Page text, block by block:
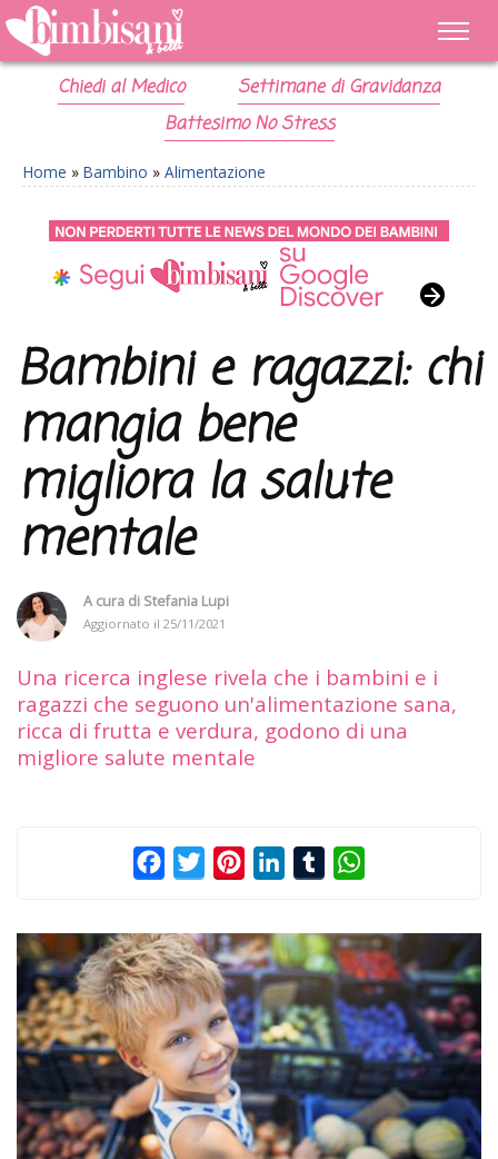
Chiedi al Medico
Settimane di Gravidanza
Battesimo No Stress
Home » Bambino » Alimentazione
Bambini e ragazzi: chi
mangia bene
migliora la salute
mentale
A cura di Stefania Lupi
Aggiornato il 25/11/2021
Una ricerca inglese rivela che i bambini e i
ragazzi che seguono un'alimentazione sana,
ricca di frutta e verdura, godono di una
migliore salute mentale
FacebookTwitterPinterestLinkedInTumblr